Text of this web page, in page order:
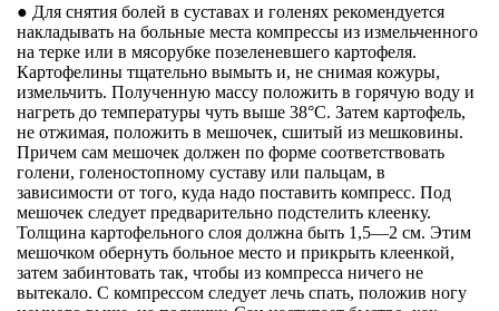
● Для снятия болей в суставах и голенях рекомендуется
накладывать на больные места компрессы из измельченного
на терке или в мясорубке позеленевшего картофеля.
Картофелины тщательно вымыть и, не снимая кожуры,
измельчить. Полученную массу положить в горячую воду и
нагреть до температуры чуть выше 38°С. Затем картофель,
не отжимая, положить в мешочек, сшитый из мешковины.
Причем сам мешочек должен по форме соответствовать
голени, голеностопному суставу или пальцам, в
зависимости от того, куда надо поставить компресс. Под
мешочек следует предварительно подстелить клеенку.
Толщина картофельного слоя должна быть 1,5—2 см. Этим
мешочком обернуть больное место и прикрыть клеенкой,
затем забинтовать так, чтобы из компресса ничего не
вытекало. С компрессом следует лечь спать, положив ногу